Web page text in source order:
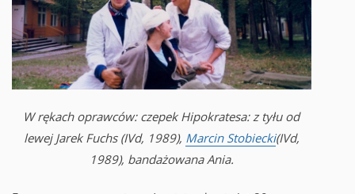
W rękach oprawców: czepek Hipokratesa: z tyłu od
lewej Jarek Fuchs (IVd, 1989), Marcin Stobiecki(IVd,
1989), bandażowana Ania.